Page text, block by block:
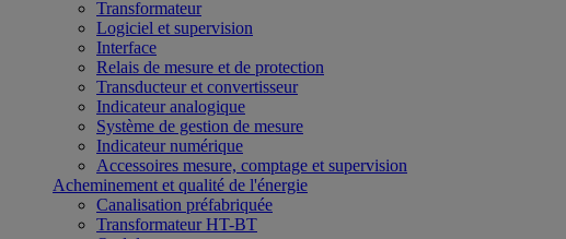
Transformateur
Logiciel et supervision
Interface
Relais de mesure et de protection
Transducteur et convertisseur
Indicateur analogique
Système de gestion de mesure
Indicateur numérique
Accessoires mesure, comptage et supervision
Acheminement et qualité de l'énergie
Canalisation préfabriquée
Transformateur HT-BT